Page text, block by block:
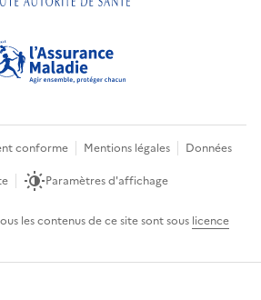
conforme Mentions légales
Données
Paramètres d'affichage
les contenus de ce site sont sous licence